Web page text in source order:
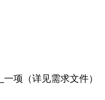
一项（详见需求文件）